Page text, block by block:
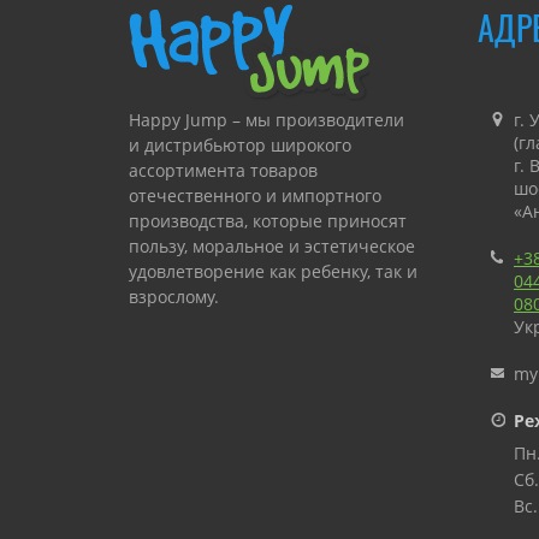
Happy Jump – мы производители
и дистрибьютор широкого
ассортимента товаров
отечественного и импортного
производства, которые приносят
пользу, моральное и эстетическое
удовлетворение как ребенку, так и
взрослому.
г.
г.